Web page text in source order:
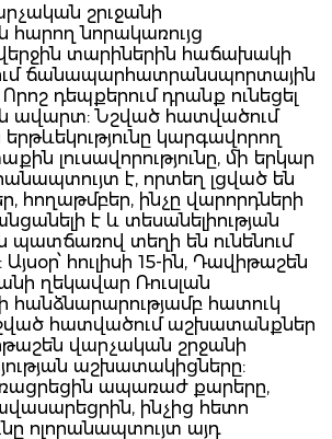
շրւջանի
հարող նորակառույց
տարիներին հաճախակի
ճանապարհատրանսպորտային
դեպքերում դրանք ունեցել
ավարտ: Նշված հատվածում
կարգավորող
լուսավորությունը, մի երկար
է, որտեղ լցված են
հողաթմբեր, ինչը վարորդների
է և տեսանելիության
պատճառով տեղի են ունենում
հուլիսի 15-ին, Դավիթաշեն
ղեկավար Ռուսլան
հանձնարարությամբ հատուկ
հատվածում աշխատանքներ
վարչական շրջանի
աշխատակիցները:
ապառաժ քարերը,
ինչից հետո
ոլորանապտույտ այդ